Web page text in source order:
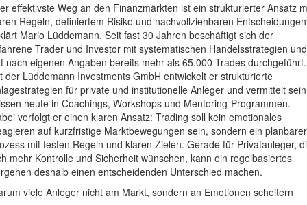
effektivste Weg an den Finanzmärkten ist ein strukturierter Ansatz
Regeln, definiertem Risiko und nachvollziehbaren
Mario Lüddemann. Seit fast 30 Jahren beschäftigt sich der
Trader und Investor mit systematischen Handelsstrategien und
nach eigenen Angaben bereits mehr als 65.000 Trades durchgeführt.
der Lüddemann Investments GmbH entwickelt er strukturierte
für private und institutionelle Anleger und vermittelt sein
heute in Coachings, Workshops und Mentoring-Programmen.
verfolgt er einen klaren Ansatz: Trading soll kein emotionales
auf kurzfristige Marktbewegungen sein, sondern ein planbarer
mit festen Regeln und klaren Zielen. Gerade für Privatanleger,
mehr Kontrolle und Sicherheit wünschen, kann ein regelbasiertes
deshalb einen entscheidenden Unterschied machen.
viele Anleger nicht am Markt, sondern an Emotionen scheitern